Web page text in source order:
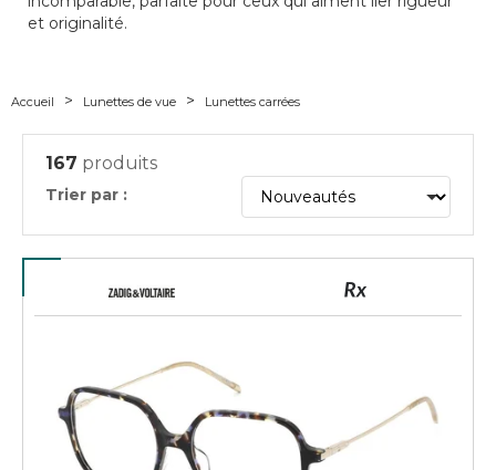
et originalité.
Accueil Lunettes de vue Lunettes carrées
167 produits
Trier par :